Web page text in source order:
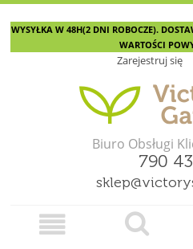
WYSYŁKA W 48H(2 DNI ROBOCZE).
WARTOŚCI
Zarejestruj się
Biuro Obsługi
790